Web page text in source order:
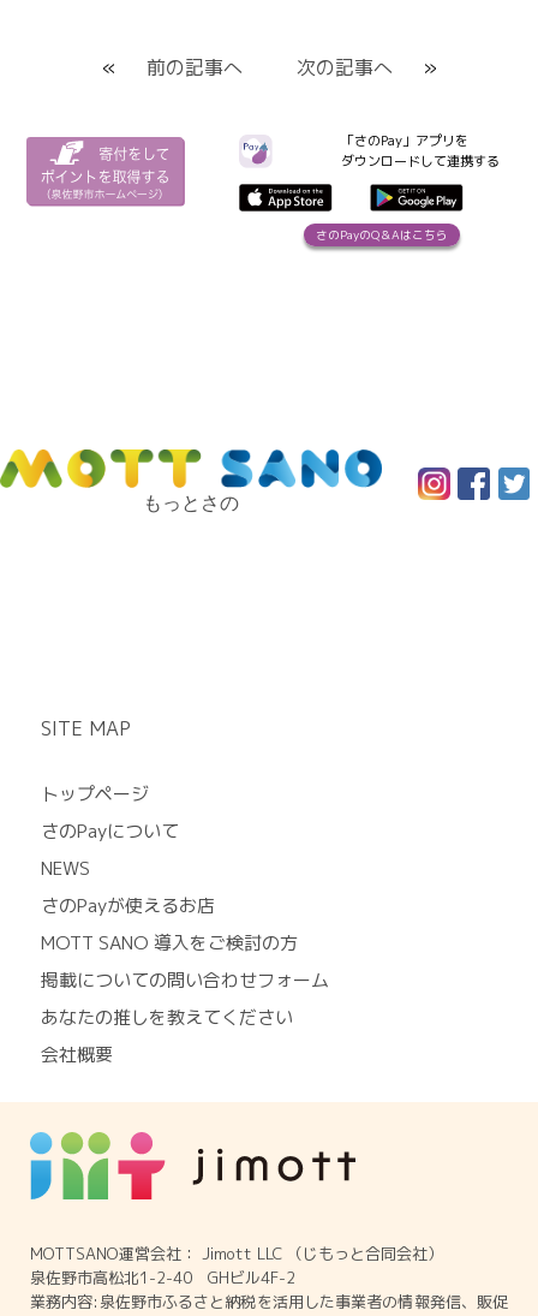
« 前の記事へ 次の記事へ »
「さのPay」アプリを
ダウンロードして連携する
さのPayのQ＆Aはこちら
もっとさの
MOTTSANO運営会社： Jimott LLC （じもっと合同会社）
泉佐野市高松北1-2-40 GHビル4F-2
業務内容:泉佐野市ふるさと納税を活用した事業者の情報発信、販促
SITE MAP
トップページ
さのPayについて
NEWS
さのPayが使えるお店
MOTT SANO 導入をご検討の方
掲載についての問い合わせフォーム
あなたの推しを教えてください
会社概要